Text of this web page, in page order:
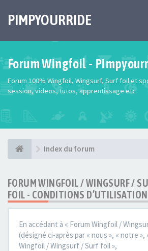
PIMPYOURRIDE
Forum Wingfoil -
Forum 100% Wingfoil, Wingsurf, Surf foil et
session, videos, tutos, apprentissage etc
Index du forum
FORUM WINGFOIL / WINGSURF /
FOIL - CONDITIONS D’UTILISATION
En accédant à « Forum Wingfoil /
(désigné ci-après par « nous », « notre »,
Wingfoil / Wingsurf / Surf foil »,